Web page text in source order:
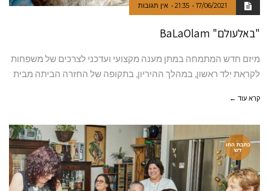
17/06/2021
21:35 אין תגובות
"באלעולם" BaLaOlam
מיזם חדש המתמחה במתן מענה מקצועי ועדכני לצרכים של משפחות
לקראת ילד ראשון, במהלך ההיריון, בתקופה של החזרה הביתה מבית
קרא עוד ←
כתבת החו
דש